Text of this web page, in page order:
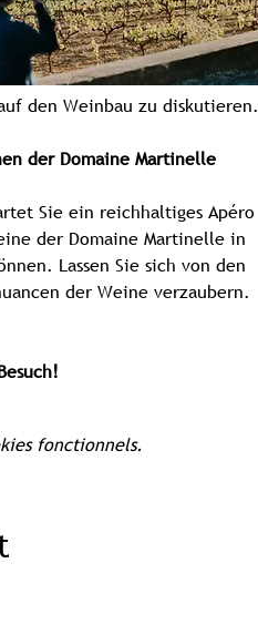
den Weinbau zu diskutieren.
der Domaine Martinelle
Sie ein reichhaltiges Apéro
der Domaine Martinelle in
Lassen Sie sich von den
der Weine verzaubern.
fonctionnels.